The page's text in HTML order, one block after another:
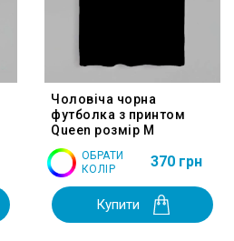
Чоловіча чорна
футболка з принтом
Queen розмір M
ОБРАТИ
КОЛІР
370 грн
Купити